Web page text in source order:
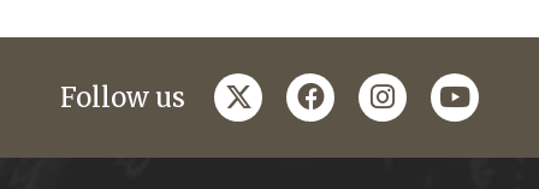
Follow us twitterfacebookinstagramyoutube